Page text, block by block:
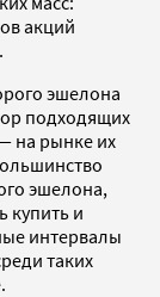
акций
эшелона
подходящих
на рынке их
эшелона,
купить и
интервалы
таких